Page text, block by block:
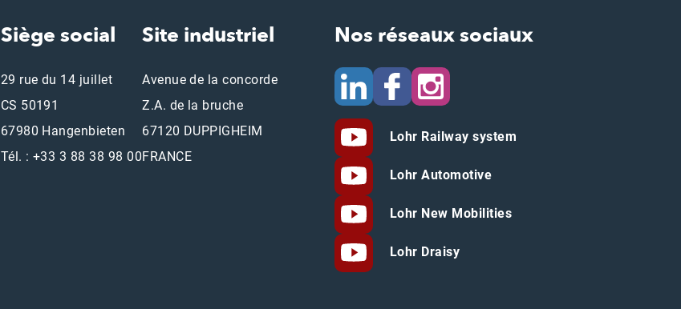
Siège social
29 rue du 14 juillet
CS 50191
67980 Hangenbieten
Tél. : +33 3 88 38 98 00
Site industriel
Avenue de la concorde
Z.A. de la bruche
67120 DUPPIGHEIM
FRANCE
Nos réseaux sociaux
Lohr Railway system
Lohr Automotive
Lohr New Mobilities
Lohr Draisy